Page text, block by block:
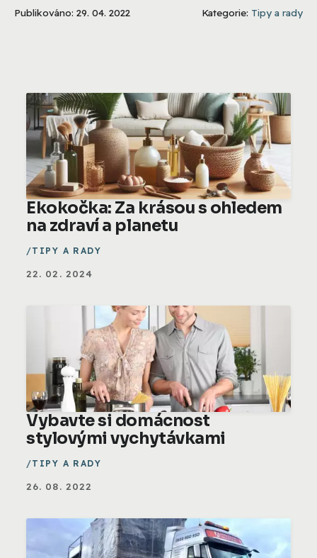
Publikováno: 29. 04. 2022 Kategorie: Tipy a rady
Ekokočka: Za krásou s ohledem
na zdraví a planetu
TIPY A RADY
22. 02. 2024
Vybavte si domácnost
stylovými vychytávkami
TIPY A RADY
26. 08. 2022